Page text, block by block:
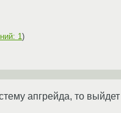
1)
апгрейда, то